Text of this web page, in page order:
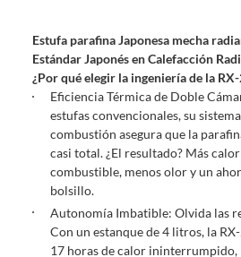
comprado por internet y que hay ciertas
derecho:
Productos que, por su naturaleza,
puedan deteriorarse o caducar con
Confeccionados a la medida.
De uso personal.
En sodimac.cl te damos30 días desde que
estar en perfecto estado, con todas sus
entregamos.
Productos digitales que se entregan
Estufa parafina Japonesa mecha
Estándar Japonés en Calefacción
¿Por qué elegir la ingeniería de la
Eficiencia Térmica de Doble
estufas convencionales, su
combustión asegura que la
casi total. ¿El resultado? Más
combustible, menos olor y un
bolsillo.
Autonomía Imbatible: Olvida las
Con un estanque de 4 litros, la
17 horas de calor